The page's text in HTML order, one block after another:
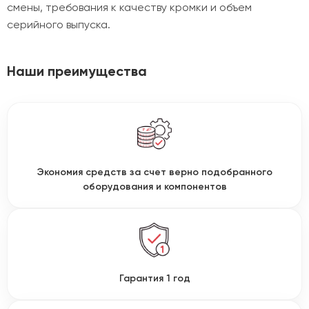
смены, требования к качеству кромки и объем
серийного выпуска.
Наши преимущества
Экономия средств за счет верно подобранного
оборудования и компонентов
Гарантия 1 год